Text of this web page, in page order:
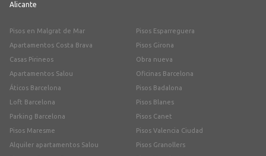
Alicante
Pisos en Malgrat de Mar
Apartamentos Costa Brava
Casas Pirineos
Apartamentos Salou
Áticos Barcelona
Loft Barcelona
Parking Barcelona
Pisos Maresme
Alquiler apartamentos Salou
Pisos Esparreguera
Pisos Girona
Obra nueva
Oficinas Barcelona
Pisos Badalona
Pisos Blanes
Pisos Canet
Pisos Valencia Ciudad
Pisos Granollers